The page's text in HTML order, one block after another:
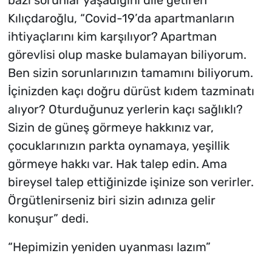
Kılıçdaroğlu, “Covid-19’da apartmanların
ihtiyaçlarını kim karşılıyor? Apartman
görevlisi olup maske bulamayan biliyorum.
Ben sizin sorunlarınızın tamamını biliyorum.
İçinizden kaçı doğru dürüst kıdem tazminatı
alıyor? Oturduğunuz yerlerin kaçı sağlıklı?
Sizin de güneş görmeye hakkınız var,
çocuklarınızın parkta oynamaya, yeşillik
görmeye hakkı var. Hak talep edin. Ama
bireysel talep ettiğinizde işinize son verirler.
Örgütlenirseniz biri sizin adınıza gelir
konuşur” dedi.
“Hepimizin yeniden uyanması lazım”